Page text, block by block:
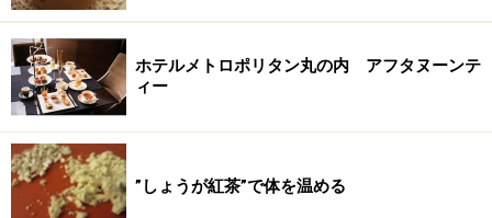
例えばブレンド紅茶の場合、原料原産地名（原産国名）
にインド、スリランカと記載されていれば、インド産紅
茶のほうがスリランカ産紅茶より多くブレンドされてい
るとわかります。
パッケージの裏には情報がいっぱい。
ホテルメトロポリタン丸の内 アフタヌーンテ
ィー
”しょうが紅茶”で体を温める